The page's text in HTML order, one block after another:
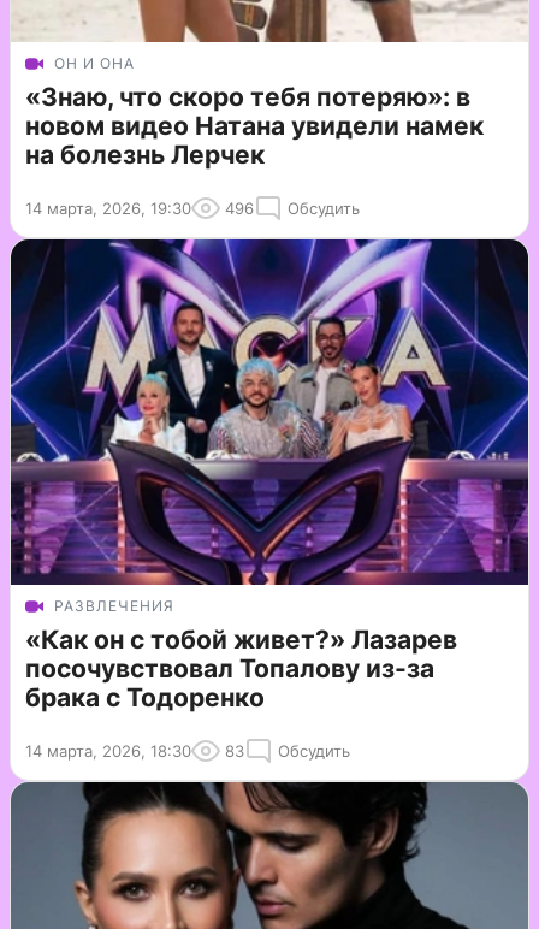
ОН И ОНА
«Знаю, что скоро тебя потеряю»: в
новом видео Натана увидели намек
на болезнь Лерчек
14 марта, 2026, 19:30 496 Обсудить
РАЗВЛЕЧЕНИЯ
«Как он с тобой живет?» Лазарев
посочувствовал Топалову из-за
брака с Тодоренко
14 марта, 2026, 18:30 83 Обсудить